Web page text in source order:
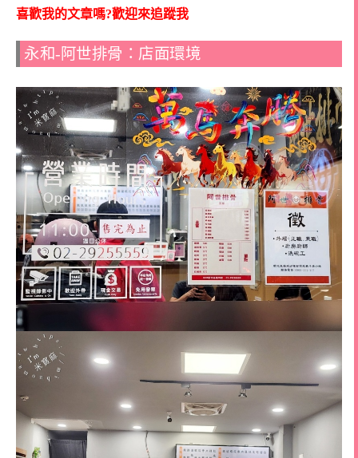
喜歡我的文章嗎?歡迎來追蹤我
永和-阿世排骨：店面環境